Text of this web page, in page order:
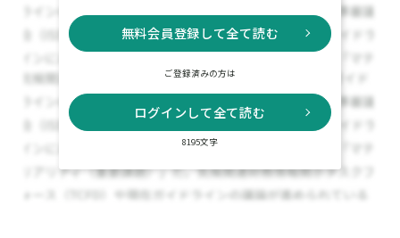
無料会員登録して全て読む
ご登録済みの方は
ログインして全て読む
8195文字